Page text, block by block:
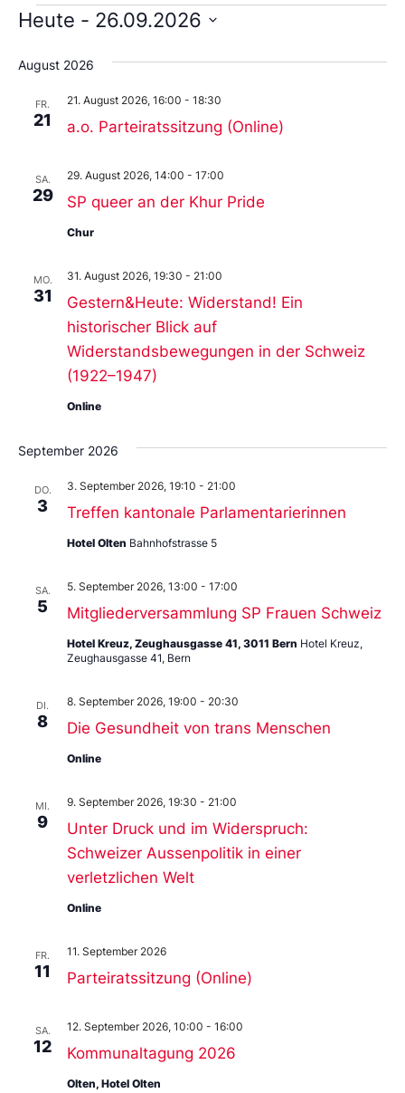
Heute - 26.09.2026
wählen.
August 2026
FR.
21 a.o. Parteiratssitzung (Online)
21. August 2026, 16:00 - 18:30
SA.
29 SP queer an der Khur Pride
29. August 2026, 14:00 - 17:00
Chur
MO.
31
Gestern&Heute: Widerstand! Ein
historischer Blick auf
Widerstandsbewegungen in der Schweiz
(1922–1947)
31. August 2026, 19:30 - 21:00
Online
September 2026
DO.
3 Treffen kantonale Parlamentarierinnen
3. September 2026, 19:10 - 21:00
Hotel Olten Bahnhofstrasse 5
SA.
5 Mitgliederversammlung SP Frauen Schweiz
5. September 2026, 13:00 - 17:00
Hotel Kreuz, Zeughausgasse 41, 3011 Bern Hotel Kreuz,
Zeughausgasse 41, Bern
DI.
8 Die Gesundheit von trans Menschen
8. September 2026, 19:00 - 20:30
Online
MI.
9
Unter Druck und im Widerspruch:
Schweizer Aussenpolitik in einer
verletzlichen Welt
9. September 2026, 19:30 - 21:00
Online
FR.
11 Parteiratssitzung (Online)
11. September 2026
SA.
12 Kommunaltagung 2026
12. September 2026, 10:00 - 16:00
Olten, Hotel Olten